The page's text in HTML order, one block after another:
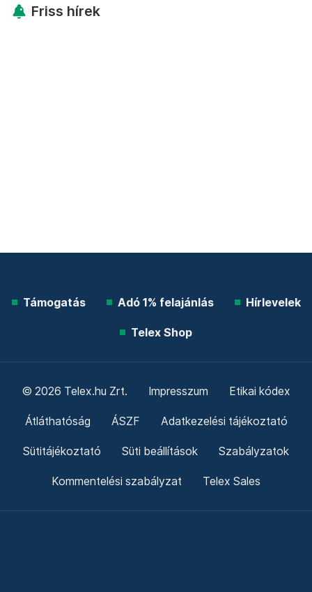
Friss hírek
Támogatás Adó 1% felajánlás Hírlevelek
Telex Shop
© 2026 Telex.hu Zrt. Impresszum Etikai kódex
Átláthatóság ÁSZF Adatkezelési tájékoztató
Sütitájékoztató Süti beállítások Szabályzatok
Kommentelési szabályzat Telex Sales